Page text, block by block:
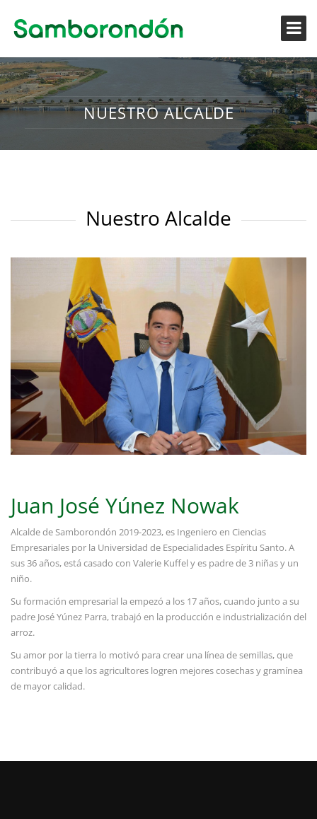
NUESTRO ALCALDE
Nuestro Alcalde
Juan José Yúnez Nowak
Alcalde de Samborondón 2019-2023, es Ingeniero en Ciencias
Empresariales por la Universidad de Especialidades Espíritu Santo. A
sus 36 años, está casado con Valerie Kuffel y es padre de 3 niñas y un
niño.
Su formación empresarial la empezó a los 17 años, cuando junto a su
padre José Yúnez Parra, trabajó en la producción e industrialización del
arroz.
Su amor por la tierra lo motivó para crear una línea de semillas, que
contribuyó a que los agricultores logren mejores cosechas y gramínea
de mayor calidad.